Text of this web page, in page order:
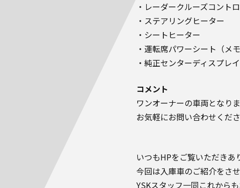
・レーダークルーズコント
・ステアリングヒーター
・シートヒーター
・運転席パワーシート（メ
・純正センターディスプレイ
コメント
ワンオーナーの車両となりま
お気軽にお問い合わせくださ
いつもHPをご覧いただきあ
今回は入庫車のご紹介をさ
YSKスタッフ一同これから